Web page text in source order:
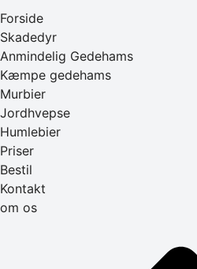
Forside
Skadedyr
Anmindelig Gedehams
Kæmpe gedehams
Murbier
Jordhvepse
Humlebier
Priser
Bestil
Kontakt
om os